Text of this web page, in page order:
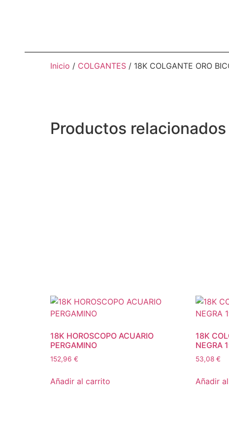
Inicio / COLGANTES / 18K COLGANTE ORO
Productos relacionados
18K HOROSCOPO ACUARIO
PERGAMINO
152,96 €
Añadir al carrito
18K
NEGRA
53,08 €
Añadir